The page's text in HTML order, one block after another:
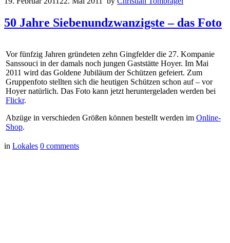
50 Jahre Siebenundzwanzigste – das Foto
Vor fünfzig Jahren gründeten zehn Gingfelder die 27. Kompanie
Sanssouci in der damals noch jungen Gaststätte Hoyer. Im Mai
2011 wird das Goldene Jubiläum der Schützen gefeiert. Zum
Gruppenfoto stellten sich die heutigen Schützen schon auf – vor
Hoyer natürlich. Das Foto kann jetzt heruntergeladen werden bei
Flickr.
Abzüge in verschieden Größen können bestellt werden im Online-
Shop.
in Lokales 0 comments